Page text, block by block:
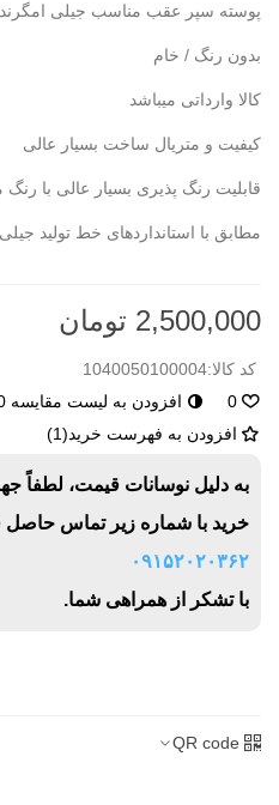
پوسته سپر عقب مناسب جیلی امگرند 7 (ec7)
بدون رنگ / خام
کالا وارداتی میباشد
کیفیت و متریال ساخت بسیار عالی
قابلیت رنگ پذیری بسیار عالی با
مطابق با استانداردهای خط تولید جیلی
2,500,000 تومان
کد کالا:1040050100004
0
افزودن به لیست مقایسه
افزودن به فهرست خرید(
1
)
به دلیل نوسانات قیمت، لطفاً
خرید با شماره زیر تماس حاصل
۰۹۱۵۲۰۲۰۳۶۲
با تشکر از همراهی شما.
QR code